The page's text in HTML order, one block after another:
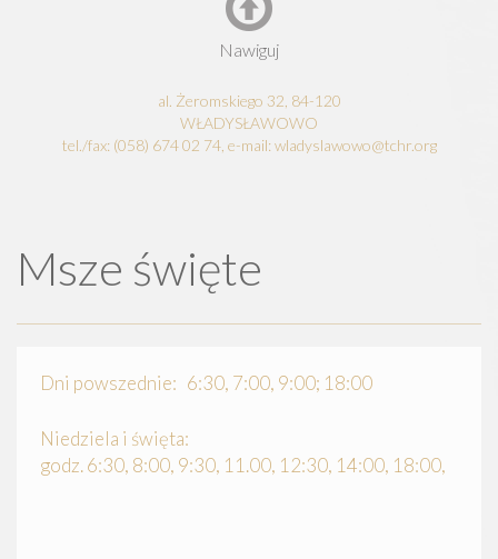
Nawiguj
al. Żeromskiego 32, 84-120
WŁADYSŁAWOWO
tel./fax: (058) 674 02 74, e-mail: wladyslawowo@tchr.org
Msze święte
Dni powszednie: 6:30, 7:00, 9:00; 18:00
Niedziela i święta:
godz. 6:30, 8:00, 9:30, 11.00, 12:30, 14:00, 18:00,